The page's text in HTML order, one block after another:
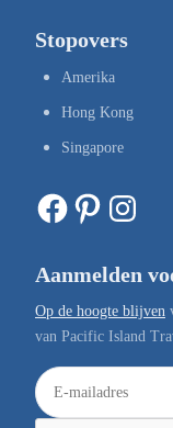
Stopovers
Amerika
Hong Kong
Singapore
Facebook Pinterest Instagram
Aanmelden
Op de hoogte blijven
van Pacific Island
E
-